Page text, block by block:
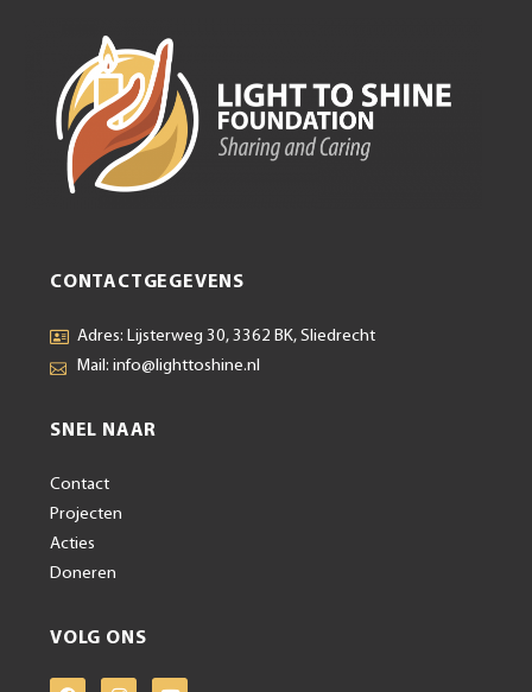
CONTACTGEGEVENS
Adres: Lijsterweg 30, 3362 BK, Sliedrecht
Mail: info@lighttoshine.nl
SNEL NAAR
Contact
Projecten
Acties
Doneren
VOLG ONS